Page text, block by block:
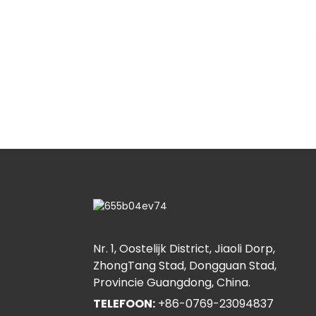
Nr. 1, Oostelijk District, Jiaoli Dorp,
ZhongTang Stad, Dongguan Stad,
Provincie Guangdong, China.
TELEFOON: +86-0769-23094837